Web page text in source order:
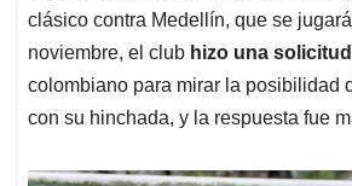
clásico contra Medellín, que se
noviembre, el club hizo una solicitud
colombiano para mirar la posibilidad
con su hinchada, y la respuesta fue